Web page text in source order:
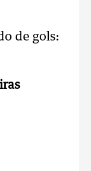
de gols: